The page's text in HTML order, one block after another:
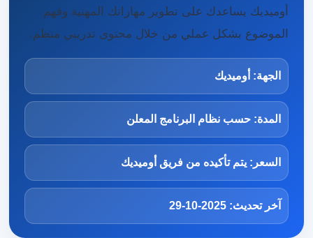
أوميديك يساعدك على تطوير مهاراتك المهنية وفهم
الموضوع بشكل عملي من خلال محتوى تدريبي منظم.
الجهة: أوميديك
المدة: حسب نظام البرنامج المعلن
السعر: يتم تأكيده من فريق أوميديك
آخر تحديث: 2025-10-29